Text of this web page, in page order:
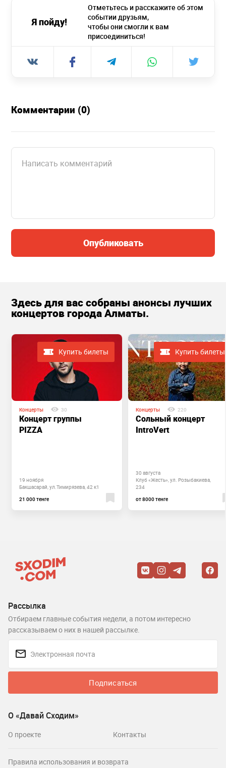
Я пойду!
Отметьтесь и расскажите об этом
событии друзьям,
чтобы они смогли к вам
присоединиться!
Комментарии (0)
Опубликовать
Здесь для вас собраны анонсы лучших
концертов города Алматы.
Купить билеты
Концерты 30
Концерт группы
PIZZA
19 ноября
Бакшасарай, ул.Тимирязева, 42 к1
21 000 тенге
Купить билеты
Концерты 220
Сольный концерт
IntroVert
30 августа
Клуб «Жесть», ул. Розыбакиева,
234
от 8000 тенге
Рассылка
Отбираем главные события недели, а потом интересно
рассказываем о них в нашей рассылке.
Подписаться
О «Давай Сходим»
О проекте Контакты
Правила использования и возврата